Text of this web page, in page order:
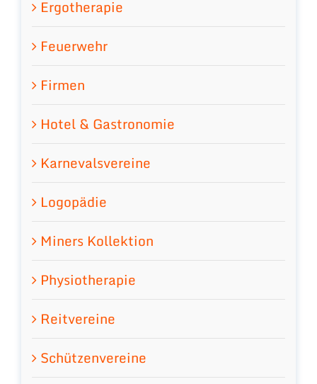
Ergotherapie
Feuerwehr
Firmen
Hotel & Gastronomie
Karnevalsvereine
Logopädie
Miners Kollektion
Physiotherapie
Reitvereine
Schützenvereine